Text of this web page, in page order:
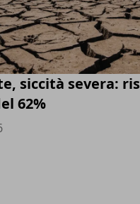
siccità severa:
62%